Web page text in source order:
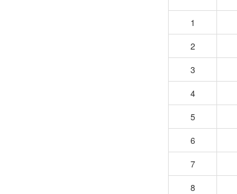
1
2
3
4
5
6
7
8